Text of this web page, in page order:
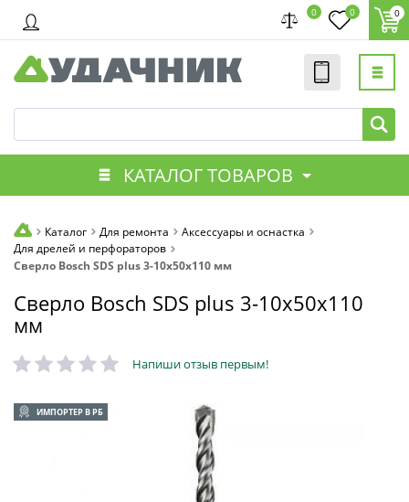
0 0 0
КАТАЛОГ ТОВАРОВ
Каталог Для ремонта
Аксессуары и оснастка
Для дрелей и перфораторов
Сверло Bosch SDS plus 3-10х50х110 мм
Сверло Bosch SDS plus 3-10х50х110
мм
Напиши отзыв первым!
ИМПОРТЕР В РБ